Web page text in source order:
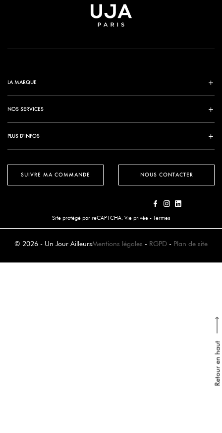
Retour en haut
SUIVRE MA COMMANDE
LA MARQUE
NOS SERVICES
PLUS D'INFOS
NOUS CONTACTER
Site protégé par reCAPTCHA. Vie privée - Termes
© 2026 - Un Jour AilleursMentions légales - RGPD - Plan de site